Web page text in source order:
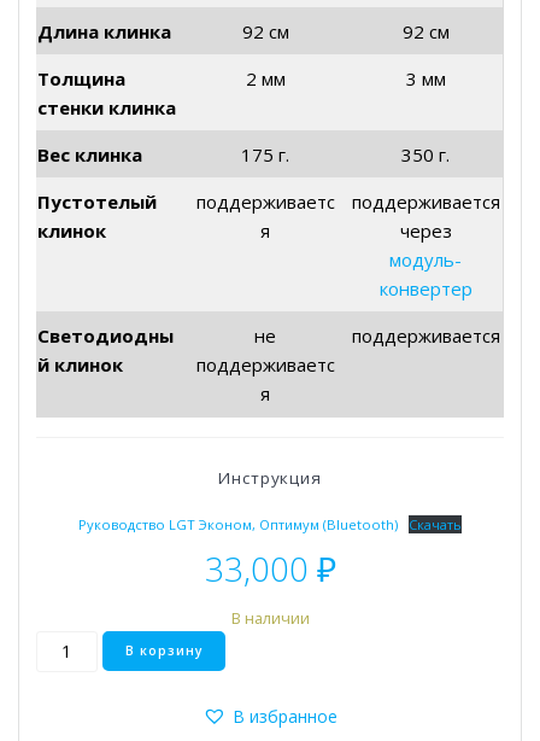
Длина клинка
92 см
92 см
Толщина
стенки клинка
2 мм 3 мм
Вес клинка 175 г.
350 г.
Пустотелый
клинок
поддерживаетс
я
поддерживается
через
модуль-
конвертер
Светодиодны
й клинок
не
поддерживаетс
я
поддерживается
Инструкция
Руководство LGT Эконом, Оптимум (Bluetooth) Скачать
33,000 ₽
В наличии
Количество
товара
В корзину
В избранное